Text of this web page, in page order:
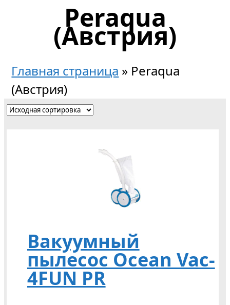
Peraqua
(Австрия)
Главная страница » Peraqua
(Австрия)
Вакуумный
пылесос Ocean Vac-
4FUN PR